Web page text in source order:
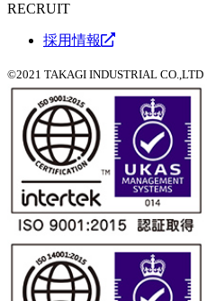
RECRUIT
採用情報
©2021 TAKAGI INDUSTRIAL CO.,LTD